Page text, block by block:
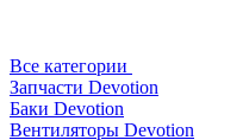
Все категории
Запчасти Devotion
Баки Devotion
Вентиляторы Devotion